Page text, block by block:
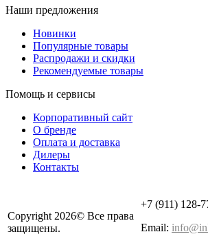
Наши предложения
Новинки
Популярные товары
Распродажи и скидки
Рекомендуемые товары
Помощь и сервисы
Корпоративный сайт
О бренде
Оплата и доставка
Дилеры
Контакты
Copyright 2026© Все права
защищены.
+7 (911) 128-
Email: